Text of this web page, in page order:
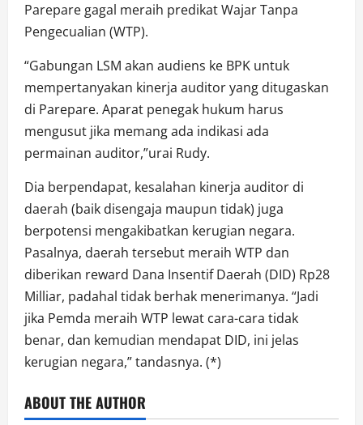
Parepare gagal meraih predikat Wajar Tanpa
Pengecualian (WTP).
“Gabungan LSM akan audiens ke BPK untuk
mempertanyakan kinerja auditor yang ditugaskan
di Parepare. Aparat penegak hukum harus
mengusut jika memang ada indikasi ada
permainan auditor,”urai Rudy.
Dia berpendapat, kesalahan kinerja auditor di
daerah (baik disengaja maupun tidak) juga
berpotensi mengakibatkan kerugian negara.
Pasalnya, daerah tersebut meraih WTP dan
diberikan reward Dana Insentif Daerah (DID) Rp28
Milliar, padahal tidak berhak menerimanya. “Jadi
jika Pemda meraih WTP lewat cara-cara tidak
benar, dan kemudian mendapat DID, ini jelas
kerugian negara,” tandasnya. (*)
ABOUT THE AUTHOR